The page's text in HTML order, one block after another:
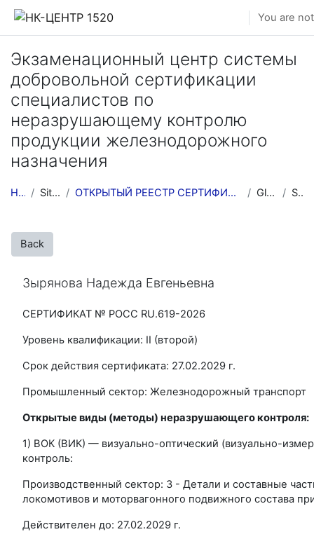
Skip to main content
You are
Экзаменационный центр системы
добровольной сертификации
специалистов по
неразрушающему контролю
продукции железнодорожного
назначения
Home Site pages ОТКРЫТЫЙ РЕЕСТР СЕРТИФИЦИРОВАННЫХ СПЕЦИАЛИСТОВ ПО ... Glossaries Search
Back
Зырянова Надежда Евгеньевна
СЕРТИФИКАТ № РОСС RU.619-2026
Уровень квалификации: II (второй)
Срок действия сертификата: 27.02.2029 г.
Промышленный сектор: Железнодорожный транспорт
Открытые виды (методы) неразрушающего контроля:
1) ВОК (ВИК) — визуально-оптический (визуально-
контроль:
Производственный сектор: 3 - Детали и составные
локомотивов и моторвагонного подвижного состава
Действителен до: 27.02.2029 г.